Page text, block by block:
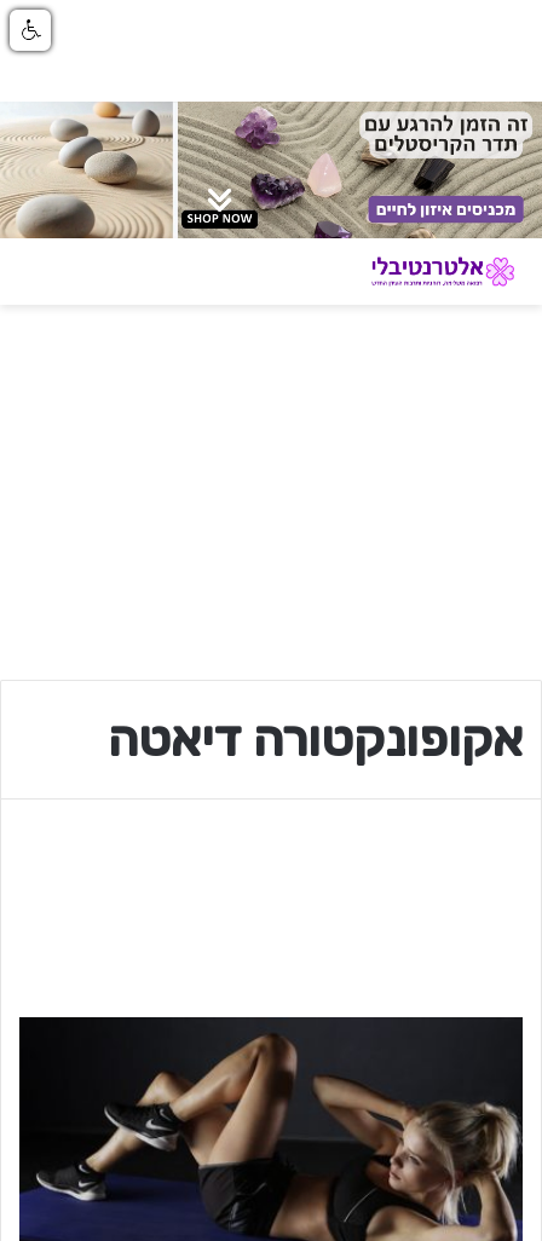
אקופונקטורה דיאטה